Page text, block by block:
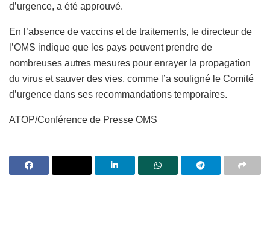
d’urgence, a été approuvé.
En l’absence de vaccins et de traitements, le directeur de
l’OMS indique que les pays peuvent prendre de
nombreuses autres mesures pour enrayer la propagation
du virus et sauver des vies, comme l’a souligné le Comité
d’urgence dans ses recommandations temporaires.
ATOP/Conférence de Presse OMS